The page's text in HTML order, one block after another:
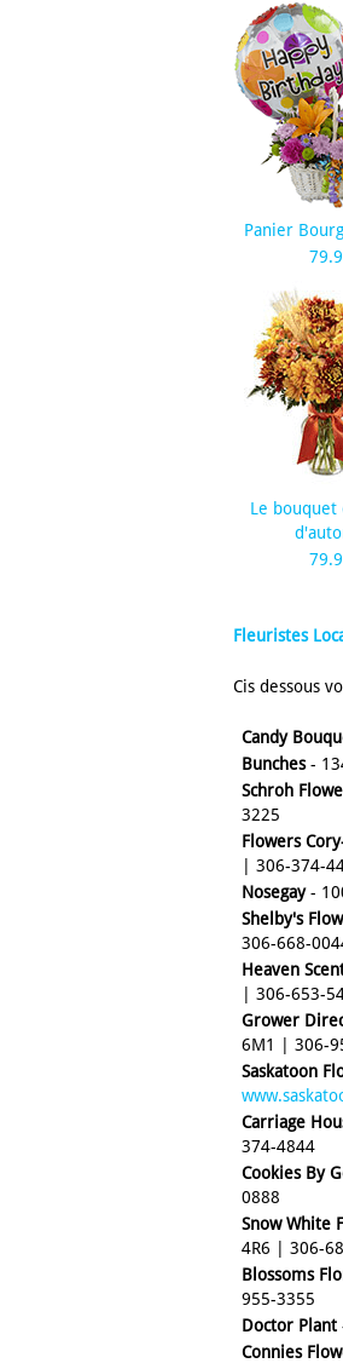
Panier
Le bouquet
Fleuristes
Cis dessous
Candy
Bunches-
Schroh
3225
Flowers
| 306-374-
Nosegay-
Shelby's
306-668-
Heaven
| 306-653-
Grower
6M1 | 306-
Saskatoon
Carriage
374-4844
Cookies By
0888
Snow White
4R6 | 306-
Blossoms
955-3355
Doctor Plant
Connies